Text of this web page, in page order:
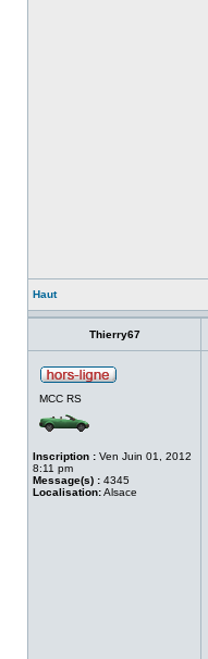
Haut
Thierry67
MCC RS
Inscription : Ven Juin 01, 2012
8:11 pm
Message(s) : 4345
Localisation:Alsace